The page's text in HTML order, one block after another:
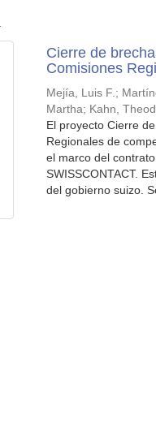
Cierre de
Comisiones
Mejía, Luis F.;
Martha; Kahn,
El proyecto Cierre
Regionales de
el marco del
SWISSCONTACT.
del gobierno suizo.